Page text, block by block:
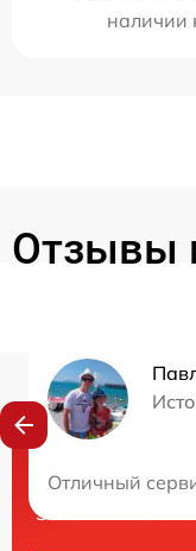
наличии
Отзывы
Отличный
Нужна
Закажите